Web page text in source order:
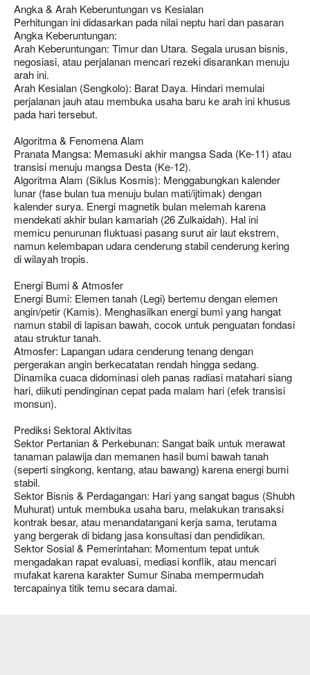
Angka & Arah Keberuntungan vs Kesialan
Perhitungan ini didasarkan pada nilai neptu hari dan pasaran
Angka Keberuntungan:
Arah Keberuntungan: Timur dan Utara. Segala urusan bisnis,
negosiasi, atau perjalanan mencari rezeki disarankan menuju
arah ini.
Arah Kesialan (Sengkolo): Barat Daya. Hindari memulai
perjalanan jauh atau membuka usaha baru ke arah ini khusus
pada hari tersebut.
Algoritma & Fenomena Alam
Pranata Mangsa: Memasuki akhir mangsa Sada (Ke-11) atau
transisi menuju mangsa Desta (Ke-12).
Algoritma Alam (Siklus Kosmis): Menggabungkan kalender
lunar (fase bulan tua menuju bulan mati/ijtimak) dengan
kalender surya. Energi magnetik bulan melemah karena
mendekati akhir bulan kamariah (26 Zulkaidah). Hal ini
memicu penurunan fluktuasi pasang surut air laut ekstrem,
namun kelembapan udara cenderung stabil cenderung kering
di wilayah tropis.
Energi Bumi & Atmosfer
Energi Bumi: Elemen tanah (Legi) bertemu dengan elemen
angin/petir (Kamis). Menghasilkan energi bumi yang hangat
namun stabil di lapisan bawah, cocok untuk penguatan fondasi
atau struktur tanah.
Atmosfer: Lapangan udara cenderung tenang dengan
pergerakan angin berkecatatan rendah hingga sedang.
Dinamika cuaca didominasi oleh panas radiasi matahari siang
hari, diikuti pendinginan cepat pada malam hari (efek transisi
monsun).
Prediksi Sektoral Aktivitas
Sektor Pertanian & Perkebunan: Sangat baik untuk merawat
tanaman palawija dan memanen hasil bumi bawah tanah
(seperti singkong, kentang, atau bawang) karena energi bumi
stabil.
Sektor Bisnis & Perdagangan: Hari yang sangat bagus (Shubh
Muhurat) untuk membuka usaha baru, melakukan transaksi
kontrak besar, atau menandatangani kerja sama, terutama
yang bergerak di bidang jasa konsultasi dan pendidikan.
Sektor Sosial & Pemerintahan: Momentum tepat untuk
mengadakan rapat evaluasi, mediasi konflik, atau mencari
mufakat karena karakter Sumur Sinaba mempermudah
tercapainya titik temu secara damai.